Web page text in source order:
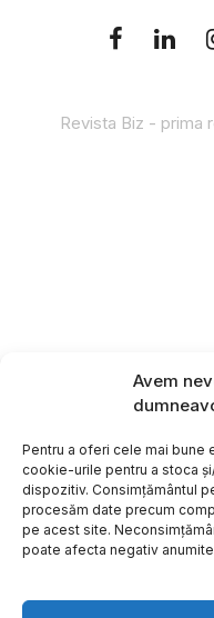
Avem
Pentru a oferi cele mai
cookie-urile pentru a stoca
dispozitiv. Consimțământul
procesăm date precum
pe acest site.
poate afecta negativ
Revista Biz - prima